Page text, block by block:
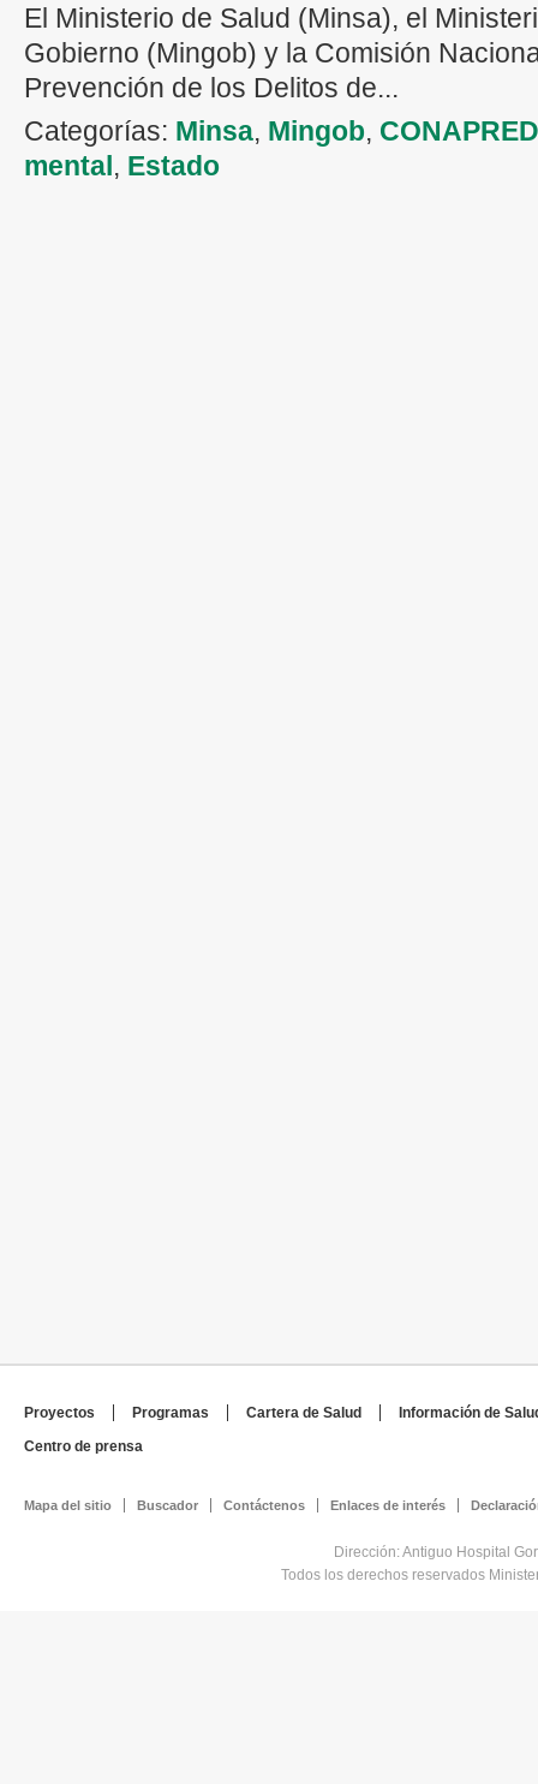
El Ministerio de Salud (Minsa), el
Gobierno (Mingob) y la Comisión
Prevención de los Delitos de...
Categorías: Minsa, Mingob, CONAPRED
mental, Estado
Proyectos Programas Cartera de Salud
Información de
Centro de prensa
Mapa del sitio Buscador Contáctenos Enlaces de interés
Dirección: Antiguo Hospital
Todos los derechos reservados